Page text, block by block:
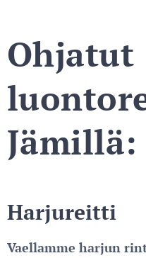
Ohjatut
Jämillä:
Harjureitti
Vaellamme harjun